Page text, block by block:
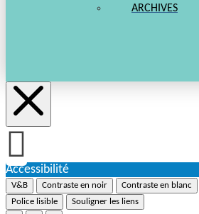
ARCHIVES
Accessibilité
V&B Contraste en noir Contraste en blanc
Police lisible
Souligner les liens